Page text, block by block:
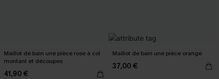
Maillot de bain une pièce rose à col
montant et découpes
41,90 €
Maillot de bain une pièce orange
37,00 €